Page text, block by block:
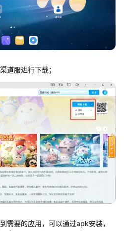
道服进行下载；
需要的应用，可以通过apk安装，